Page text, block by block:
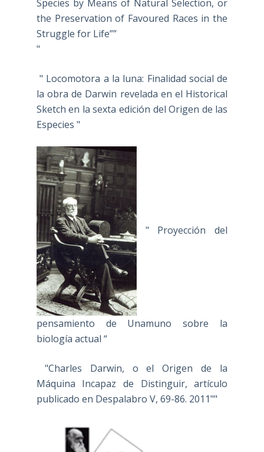
Species by Means of Natural Selection, or
the Preservation of Favoured Races in the
Struggle for Life””
"
" Locomotora a la luna: Finalidad social de
la obra de Darwin revelada en el Historical
Sketch en la sexta edición del Origen de las
Especies "
" Proyección del
pensamiento de Unamuno sobre la
biología actual “
"Charles Darwin, o el Origen de la
Máquina Incapaz de Distinguir, artículo
publicado en Despalabro V, 69-86. 2011""